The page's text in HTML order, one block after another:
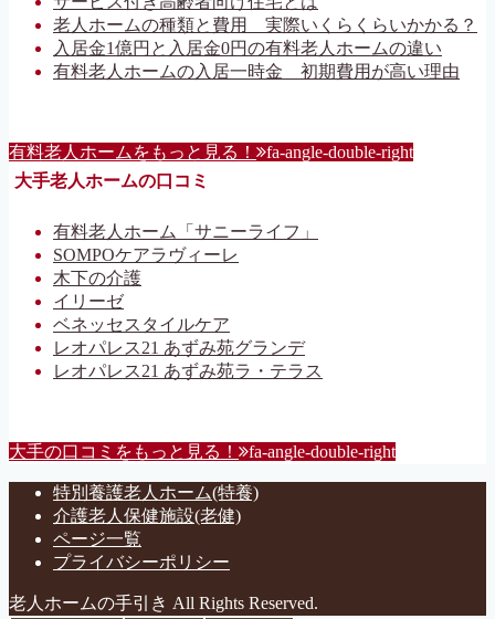
老人ホームの種類と費用 実際いくらくらいかかる？
入居金1億円と入居金0円の有料老人ホームの違い
有料老人ホームの入居一時金 初期費用が高い理由
有料老人ホームをもっと見る！ fa-angle-double-right
大手老人ホームの口コミ
有料老人ホーム「サニーライフ」
SOMPOケアラヴィーレ
木下の介護
イリーゼ
ベネッセスタイルケア
レオパレス21 あずみ苑グランデ
レオパレス21 あずみ苑ラ・テラス
大手の口コミをもっと見る！ fa-angle-double-right
特別養護老人ホーム(特養)
介護老人保健施設(老健)
ページ一覧
プライバシーポリシー
老人ホームの手引き All Rights Reserved.